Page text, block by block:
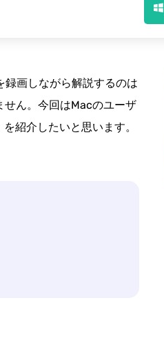
画しながら解説するのは
ん。今回はMacのユーザ
紹介したいと思います。